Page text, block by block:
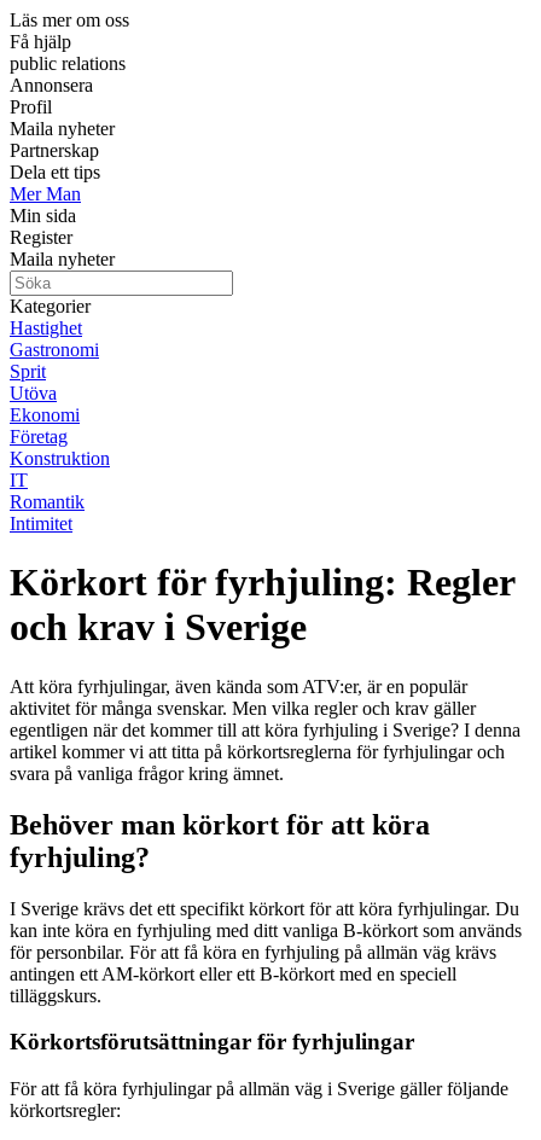
Läs mer om oss
Få hjälp
public relations
Annonsera
Profil
Maila nyheter
Partnerskap
Dela ett tips
Mer Man
Min sida
Register
Maila nyheter
Kategorier
Hastighet
Gastronomi
Sprit
Utöva
Ekonomi
Företag
Konstruktion
IT
Romantik
Intimitet
Körkort för fyrhjuling: Regler
och krav i Sverige
Att köra fyrhjulingar, även kända som ATV:er, är en populär
aktivitet för många svenskar. Men vilka regler och krav gäller
egentligen när det kommer till att köra fyrhjuling i Sverige? I denna
artikel kommer vi att titta på körkortsreglerna för fyrhjulingar och
svara på vanliga frågor kring ämnet.
Behöver man körkort för att köra
fyrhjuling?
I Sverige krävs det ett specifikt körkort för att köra fyrhjulingar. Du
kan inte köra en fyrhjuling med ditt vanliga B-körkort som används
för personbilar. För att få köra en fyrhjuling på allmän väg krävs
antingen ett AM-körkort eller ett B-körkort med en speciell
tilläggskurs.
Körkortsförutsättningar för fyrhjulingar
För att få köra fyrhjulingar på allmän väg i Sverige gäller följande
körkortsregler: